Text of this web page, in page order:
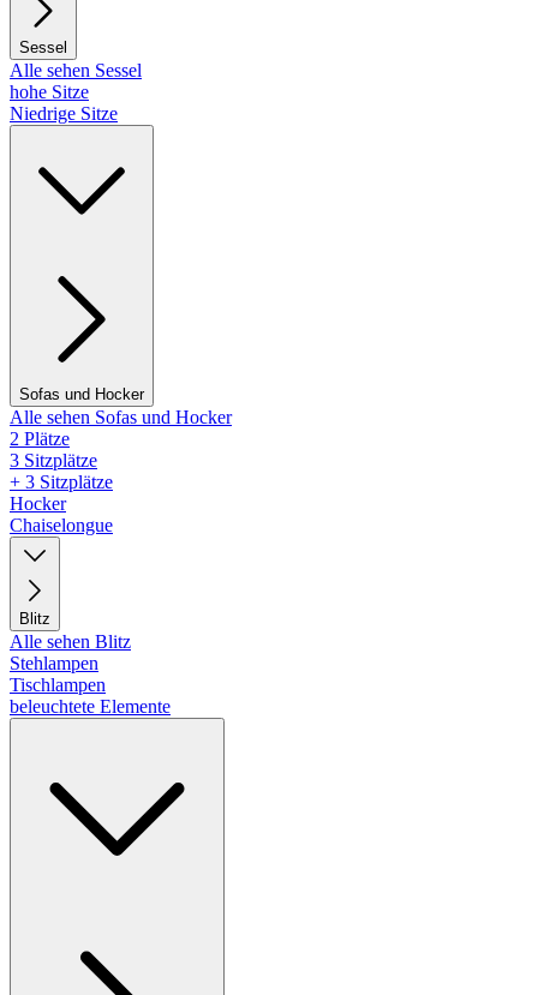
Sessel
Alle sehen Sessel
hohe Sitze
Niedrige Sitze
Sofas und Hocker
Alle sehen Sofas und Hocker
2 Plätze
3 Sitzplätze
+ 3 Sitzplätze
Hocker
Chaiselongue
Blitz
Alle sehen Blitz
Stehlampen
Tischlampen
beleuchtete Elemente